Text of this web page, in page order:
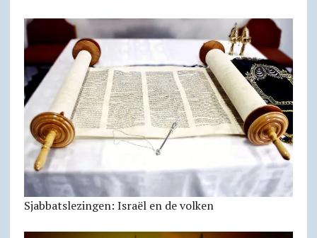
Sjabbatslezingen: Israël en de volken